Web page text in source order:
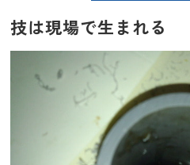
技は現場で生まれる